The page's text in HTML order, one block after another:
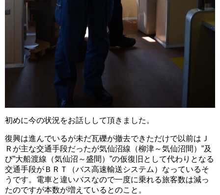
初めに今の状況をお話しして頂きました。
復興は進んでいるが未だ瓦礫が撤去できただけで以前はＪ
Ｒが主な交通手段だったが気仙沼線（柳津～気仙沼間）”及
び”大船渡線（気仙沼～盛間）”の仮復旧として代わりとなる
交通手段がＢＲＴ（バス高速輸送システム）なっているそ
うです。電車と違いバスなので一度に乗れる旅客数は減っ
たのですが本数が増えているとのこと。